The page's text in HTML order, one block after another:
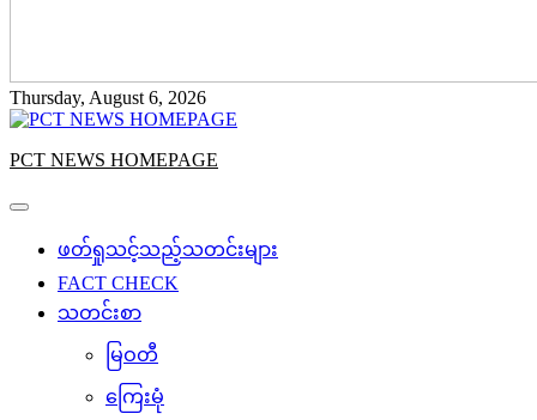
Thursday, August 6, 2026
PCT NEWS HOMEPAGE
ဖတ်ရှုသင့်သည့်သတင်းများ
FACT CHECK
သတင်းစာ
မြဝတီ
ကြေးမုံ